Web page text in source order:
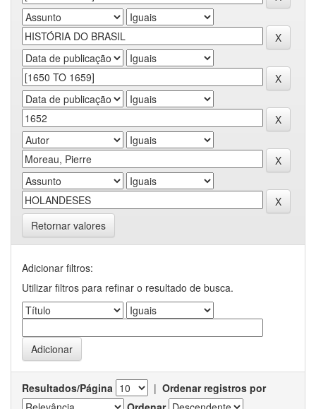
Retornar valores
Adicionar filtros:
Utilizar filtros para refinar o resultado de busca.
Resultados/Página | Ordenar registros por